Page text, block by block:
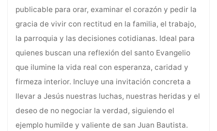
publicable para orar, examinar el corazón y pedir la
gracia de vivir con rectitud en la familia, el trabajo,
la parroquia y las decisiones cotidianas. Ideal para
quienes buscan una reflexión del santo Evangelio
que ilumine la vida real con esperanza, caridad y
firmeza interior. Incluye una invitación concreta a
llevar a Jesús nuestras luchas, nuestras heridas y el
deseo de no negociar la verdad, siguiendo el
ejemplo humilde y valiente de san Juan Bautista.